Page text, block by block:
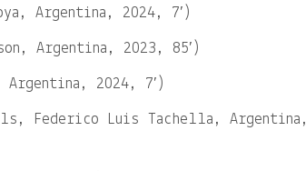
Argentina, 2024, 7′)
Argentina, 2023, 85′)
2024, 7′)
Federico Luis Tachella, Argentina,